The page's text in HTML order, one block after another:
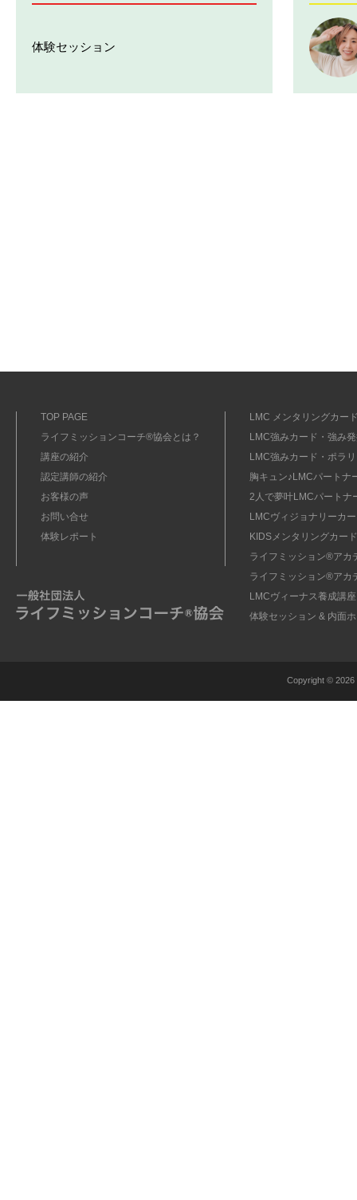
体験セッション
TOP PAGE
ライフミッションコーチ®協会とは？
講座の紹介
認定講師の紹介
お客様の声
お問い合せ
体験レポート
LMC メンタリングカー
LMC強みカード・強み
LMC強みカード・ポラ
胸キュン♪LMCパートナ
2人で夢叶LMCパートナ
LMCヴィジョナリーカ
KIDSメンタリングカー
ライフミッション®︎アカ
ライフミッション®︎アカ
LMCヴィーナス養成講座
体験セッション & 内面
Copyright © 2026